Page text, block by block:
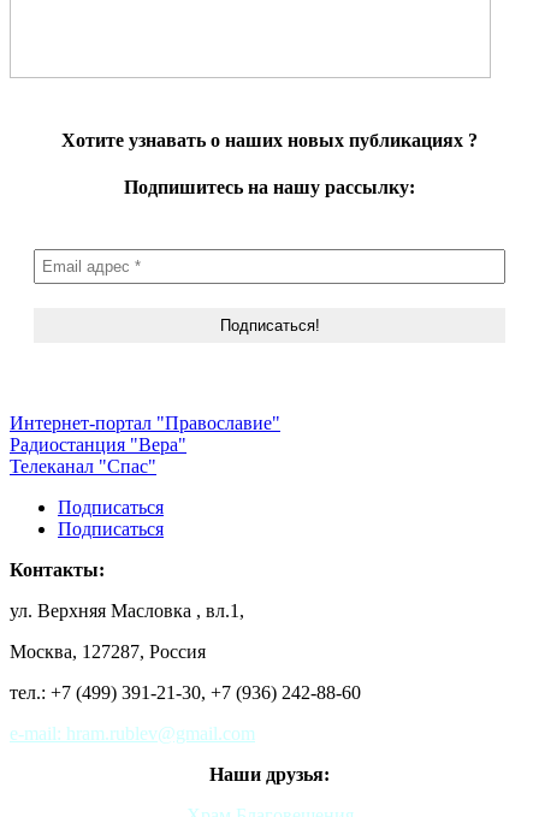
Хотите узнавать о наших новых публикациях ?
Подпишитесь на нашу рассылку:
Интернет-портал "Православие"
Радиостанция "Вера"
Телеканал "Спас"
Подписаться
Подписаться
Контакты:
ул. Верхняя Масловка , вл.1,
Москва, 127287, Россия
тел.: +7 (499) 391-21-30, +7 (936) 242-88-60
e-mail: hram.rublev@gmail.com
Наши друзья: